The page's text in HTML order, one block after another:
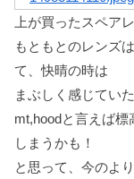
上が買ったスペア
もともとのレンズ
て、快晴の時は
まぶしく感じてい
mt,hoodと言えば
しまうかも！
と思って、今のよ